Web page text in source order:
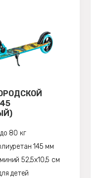
до 80 кг
145 мм
52,5х10,5 см
детей